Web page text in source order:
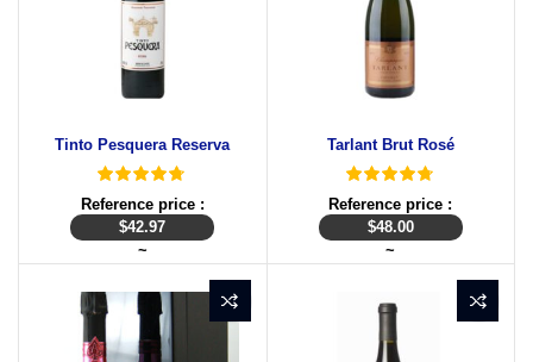
Tinto Pesquera Reserva
Reference price :
$42.97
~
Tarlant Brut Rosé
Reference price :
$48.00
~